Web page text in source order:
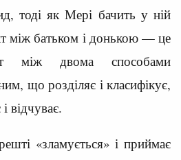
тоді як Мері бачить у ній
між батьком і донькою — це
між двома способами
що розділяє і класифікує,
відчуває.
«зламується» і приймає